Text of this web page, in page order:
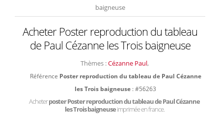
baigneuse
Acheter Poster reproduction du tableau
de Paul Cézanne les Trois baigneuse
Thèmes :Cézanne Paul,
Référence Poster reproduction du tableau de Paul Cézanne
les Trois baigneuse : #56263
Acheterposter Poster reproduction du tableau de Paul Cézanne
les Trois baigneuseimprimée en france.